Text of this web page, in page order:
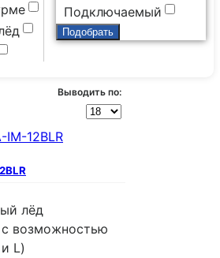
Подключаемый
Выводить по:
лёд
возможностью
L)